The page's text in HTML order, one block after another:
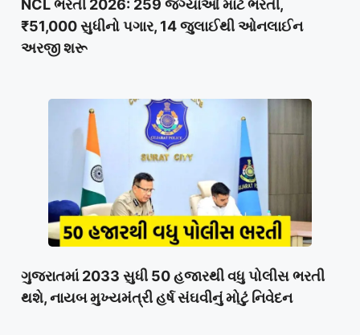
NCL ભરતી 2026: 259 જગ્યાઓ માટે ભરતી,
₹51,000 સુધીનો પગાર, 14 જુલાઈથી ઓનલાઈન
અરજી શરૂ
ગુજરાતમાં 2033 સુધી 50 હજારથી વધુ પોલીસ ભરતી
થશે, નાયબ મુખ્યમંત્રી હર્ષ સંઘવીનું મોટું નિવેદન